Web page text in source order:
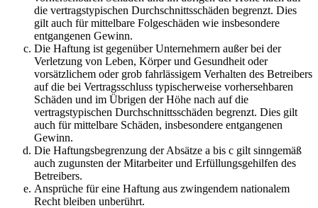
die vertragstypischen Durchschnittsschäden begrenzt. Dies
gilt auch für mittelbare Folgeschäden wie insbesondere
entgangenen Gewinn.
Die Haftung ist gegenüber Unternehmern außer bei der
Verletzung von Leben, Körper und Gesundheit oder
vorsätzlichem oder grob fahrlässigem Verhalten des Betreibers
auf die bei Vertragsschluss typischerweise vorhersehbaren
Schäden und im Übrigen der Höhe nach auf die
vertragstypischen Durchschnittsschäden begrenzt. Dies gilt
auch für mittelbare Schäden, insbesondere entgangenen
Gewinn.
Die Haftungsbegrenzung der Absätze a bis c gilt sinngemäß
auch zugunsten der Mitarbeiter und Erfüllungsgehilfen des
Betreibers.
Ansprüche für eine Haftung aus zwingendem nationalem
Recht bleiben unberührt.